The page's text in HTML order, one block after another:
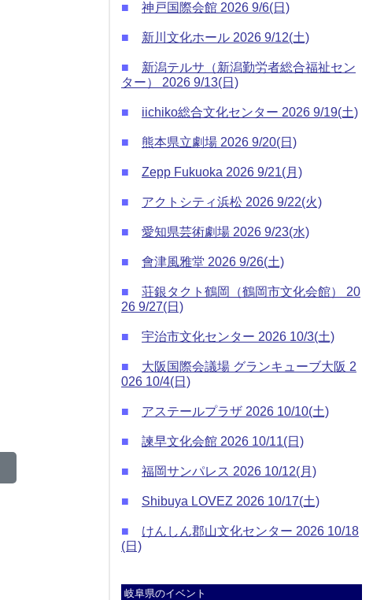
■ 神戸国際会館 2026 9/6(日)
■ 新川文化ホール 2026 9/12(土)
■
新潟テルサ（新潟勤労者総合福祉セン
ター） 2026 9/13(日)
■ iichiko総合文化センター 2026 9/19(土)
■ 熊本県立劇場 2026 9/20(日)
■ Zepp Fukuoka 2026 9/21(月)
■ アクトシティ浜松 2026 9/22(火)
■ 愛知県芸術劇場 2026 9/23(水)
■ 會津風雅堂 2026 9/26(土)
■
荘銀タクト鶴岡（鶴岡市文化会館） 20
26 9/27(日)
■ 宇治市文化センター 2026 10/3(土)
■
大阪国際会議場 グランキューブ大阪 2
026 10/4(日)
■ アステールプラザ 2026 10/10(土)
■ 諫早文化会館 2026 10/11(日)
■ 福岡サンパレス 2026 10/12(月)
■ Shibuya LOVEZ 2026 10/17(土)
■
けんしん郡山文化センター 2026 10/18
(日)
岐阜県のイベント